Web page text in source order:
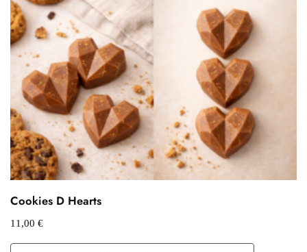
Cookies D Hearts
11,00 €